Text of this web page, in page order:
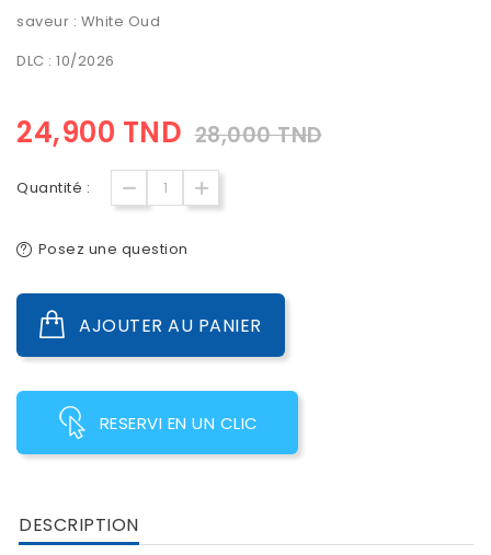
saveur : White Oud
DLC : 10/2026
24,900 TND 28,000 TND
Quantité :
Posez une question
AJOUTER AU PANIER
RESERVI EN UN CLIC
DESCRIPTION